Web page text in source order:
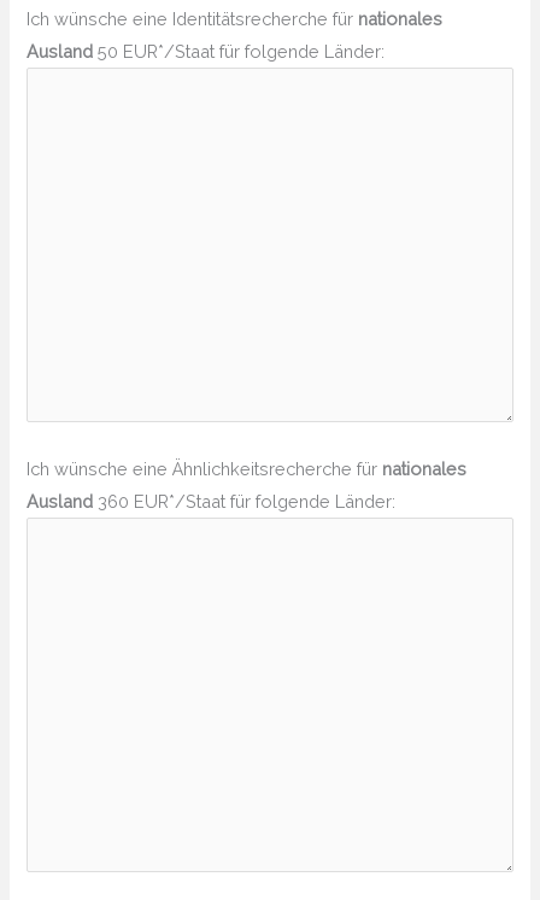
Ich wünsche eine Identitätsrecherche für nationales
Ausland 50 EUR*/Staat für folgende Länder:
Ich wünsche eine Ähnlichkeitsrecherche für nationales
Ausland 360 EUR*/Staat für folgende Länder: